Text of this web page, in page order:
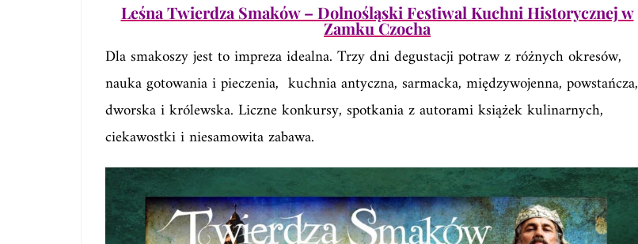
Leśna Twierdza Smaków – Dolnośląski Festiwal Kuchni Historycznej w
Zamku Czocha
Dla smakoszy jest to impreza idealna. Trzy dni degustacji potraw z różnych okresów,
nauka gotowania i pieczenia, kuchnia antyczna, sarmacka, międzywojenna, powstańcza,
dworska i królewska. Liczne konkursy, spotkania z autorami książek kulinarnych,
ciekawostki i niesamowita zabawa.